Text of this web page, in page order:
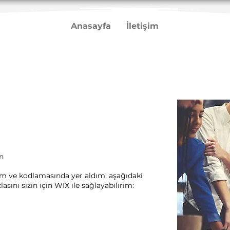
Anasayfa İletişim
ve kodlamasında yer aldım, aşağıdaki
sizin için WİX ile sağlayabilirim:​